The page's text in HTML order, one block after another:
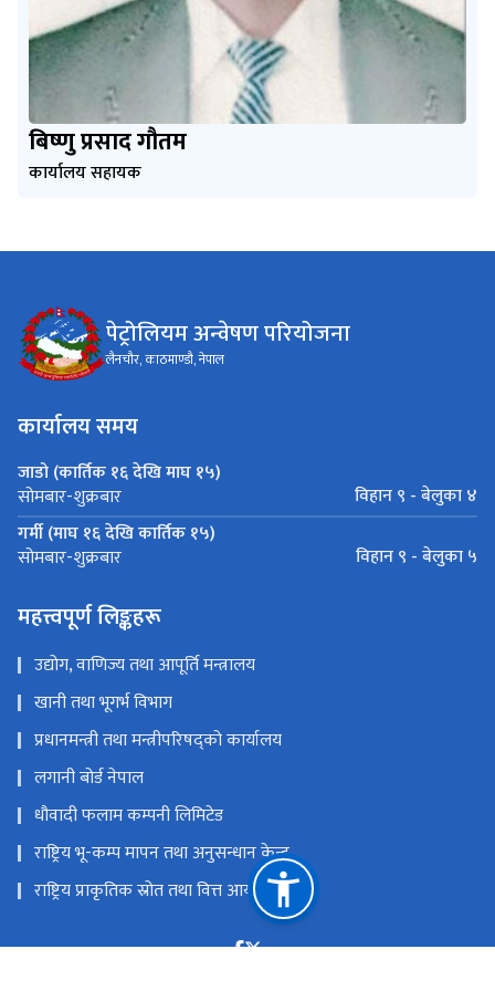
बिष्णु प्रसाद गौतम
कार्यालय सहायक
पेट्रोलियम अन्वेषण परियोजना
लैनचौर, काठमाण्डौ, नेपाल
कार्यालय समय
जाडो (कार्तिक १६ देखि माघ १५)
सोमबार-शुक्रबार
विहान ९ - बेलुका ४
गर्मी (माघ १६ देखि कार्तिक १५)
सोमबार-शुक्रबार विहान ९ - बेलुका ५
महत्त्वपूर्ण लिङ्कहरू
उद्योग, वाणिज्य तथा आपूर्ति मन्त्रालय
खानी तथा भूगर्भ विभाग
प्रधानमन्त्री तथा मन्त्रीपरिषद्को कार्यालय
लगानी बोर्ड नेपाल
धौवादी फलाम कम्पनी लिमिटेड
राष्ट्रिय भू-कम्प मापन तथा अनुसन्धान केन्द्र
राष्ट्रिय प्राकृतिक स्रोत तथा वित्त आयोग